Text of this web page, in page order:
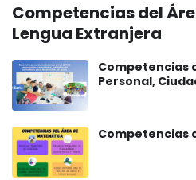
Competencias del
Lengua Extranjera
Competencias
Personal,
Competencias